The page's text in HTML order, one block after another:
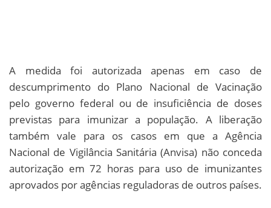
A medida foi autorizada apenas em caso de
descumprimento do Plano Nacional de Vacinação
pelo governo federal ou de insuficiência de doses
previstas para imunizar a população. A liberação
também vale para os casos em que a Agência
Nacional de Vigilância Sanitária (Anvisa) não conceda
autorização em 72 horas para uso de imunizantes
aprovados por agências reguladoras de outros países.